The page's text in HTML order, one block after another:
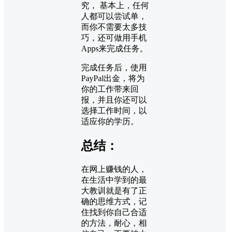
究， 基本上，任何
人都可以尝试单，
而你不需要太多技
巧，还可做用手机
Apps来完成任务。
完成任务后，使用
PayPal出金，将为
你的工作带来回
报，并且你还可以
选择工作时间，以
适应你的学历。
总结：
在网上赚钱的人，
在生活中学到的最
大教训就是有了正
确的思维方式，记
住找到你自己合适
的方法，耐心，相